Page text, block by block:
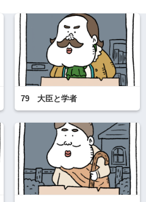
79 大臣と学者